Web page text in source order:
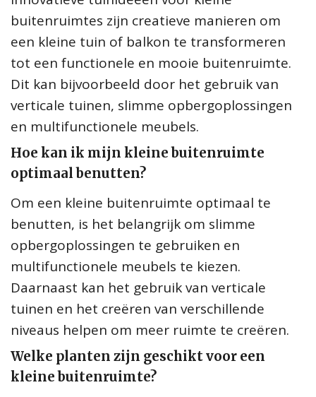
buitenruimtes zijn creatieve manieren om
een kleine tuin of balkon te transformeren
tot een functionele en mooie buitenruimte.
Dit kan bijvoorbeeld door het gebruik van
verticale tuinen, slimme opbergoplossingen
en multifunctionele meubels.
Hoe kan ik mijn kleine buitenruimte
optimaal benutten?
Om een kleine buitenruimte optimaal te
benutten, is het belangrijk om slimme
opbergoplossingen te gebruiken en
multifunctionele meubels te kiezen.
Daarnaast kan het gebruik van verticale
tuinen en het creëren van verschillende
niveaus helpen om meer ruimte te creëren.
Welke planten zijn geschikt voor een
kleine buitenruimte?